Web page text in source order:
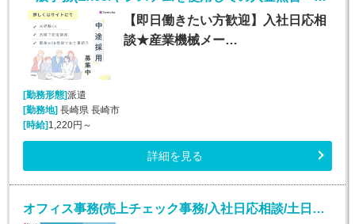
【即日働きたい方歓迎】入社日応相
談★産業機械メー…
[勤務形態]派遣
[勤務地]長崎県 長崎市
[時給]1,220円～
詳細を見る
オフィス事務(売上チェック事務/入社日応相談/土日祝休み)